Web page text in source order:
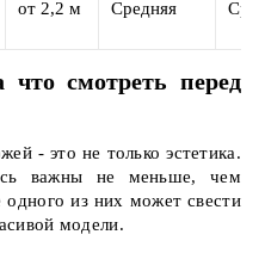
от 2,2 м Средняя
смотреть перед
- это не только эстетика.
важны не меньше, чем
из них может свести
модели.